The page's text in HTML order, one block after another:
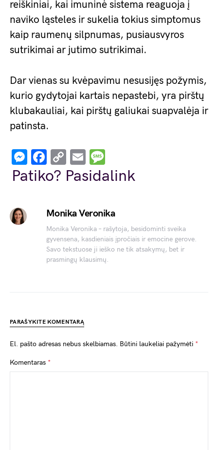
reiškiniai, kai imuninė sistema reaguoja į
naviko ląsteles ir sukelia tokius simptomus
kaip raumenų silpnumas, pusiausvyros
sutrikimai ar jutimo sutrikimai.
Dar vienas su kvėpavimu nesusijęs požymis,
kurio gydytojai kartais nepastebi, yra pirštų
klubakauliai, kai pirštų galiukai suapvalėja ir
patinsta.
Messenger
Facebook
Copy
Link
Email
Patiko? Pasidalink
Monika Veronika
Monika Veronika – rašytoja, besidominti sveika
gyvensena, kasdieniais įpročiais ir emocine gerove.
Savo tekstuose ji ieško ne tik atsakymų, bet ir
prasmingų klausimų.
PARAŠYKITE KOMENTARĄ
El. pašto adresas nebus skelbiamas. Būtini laukeliai pažymėti *
Komentaras *